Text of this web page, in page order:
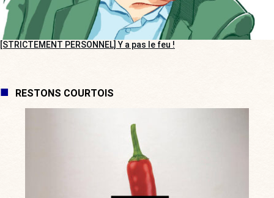
[STRICTEMENT PERSONNEL] Y a pas le feu !
RESTONS COURTOIS